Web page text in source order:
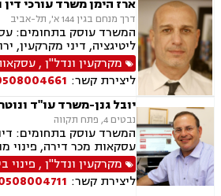
בציבור, אפוטרופסות,
רכוש, מעמד אישי, דיני
מחיקת רישום פלילי,
לשון הרע, ירושות וצוואות,
ארז הימן משרד עורכי דין
דרך מנחם בגין 144 א', תל-אביב
המשרד עוסק בתחומים:
ליטיגציה, דיני מקרקעין,
ובוררויות, נדל"ן, מיסוי
ושטרות , תמ"א
אזרחי וראיות, דיני חוזים,
רכישה, פינוי מושכר,
מקרקעין ונדל"ן,
ליצירת קשר:
יובל גנן-משרד עו"ד
נבטים 4, פתח תקווה
המשרד עוסק בתחומים:
עסקאות מכר דירה, פינוי
ישראל, נדל"ן ביהודה
אפוטרופסות, הסכמי ממון,
מקרקעין ונדל"ן, פינוי
ליצירת קשר: